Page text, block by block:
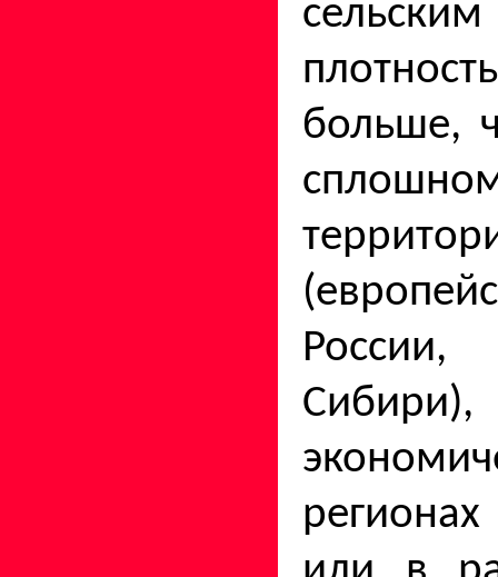
больше,
России,